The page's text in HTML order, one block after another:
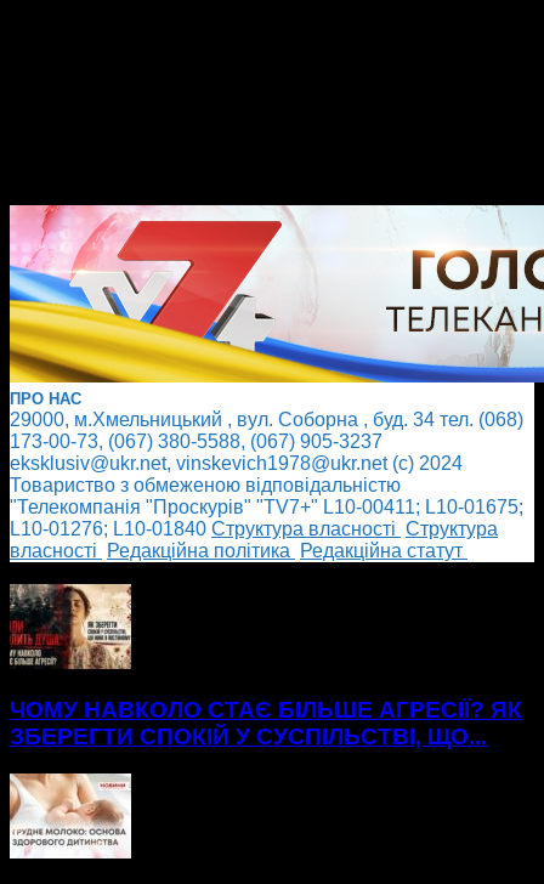
ПРО НАС
29000, м.Хмельницький , вул. Соборна , буд. 34 тел. (068)
173-00-73, (067) 380-5588, (067) 905-3237
eksklusiv@ukr.net, vinskevich1978@ukr.net (с) 2024
Товариство з обмеженою відповідальністю
"Телекомпанія "Проскурів" "TV7+" L10-00411; L10-01675;
L10-01276; L10-01840 Cтруктура власності Cтруктура
власності
Редакційна політика
Редакційна статут
ЧОМУ НАВКОЛО СТАЄ БІЛЬШЕ АГРЕСІЇ? ЯК
ЗБЕРЕГТИ СПОКІЙ У СУСПІЛЬСТВІ, ЩО...